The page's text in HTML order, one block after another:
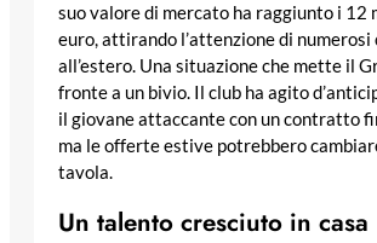
suo valore di mercato ha raggiunto i 12
euro, attirando l’attenzione di numerosi
all’estero. Una situazione che mette il
fronte a un bivio. Il club ha agito
il giovane attaccante con un contratto
ma le offerte estive potrebbero
tavola.
Un talento cresciuto in casa